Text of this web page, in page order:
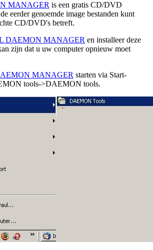
MANAGER is een gratis CD/DVD
eerder genoemde image bestanden kunt
CD/DVD's betreft.
DAEMON MANAGER en installeer deze
zijn dat u uw computer opnieuw moet
MANAGER starten via Start-
tools->DAEMON tools.